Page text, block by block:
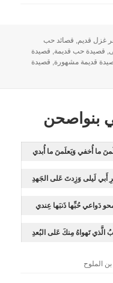
غزل قديم, قصائد حب
, قصيدة حب قديمة, قصيدة
قديمة مشهورة, قصيدة
بنواصحن
ما أُخفي وَيَعلَمنَ ما أُبدي
أَبي لَيلى وَزِدتَ عَلى الجَهدِ
دَواعي حُبِّها ذَنبَها عِندي
الَّذي تَهواهُ مِنكَ عَلى البُعدِ
الملوح